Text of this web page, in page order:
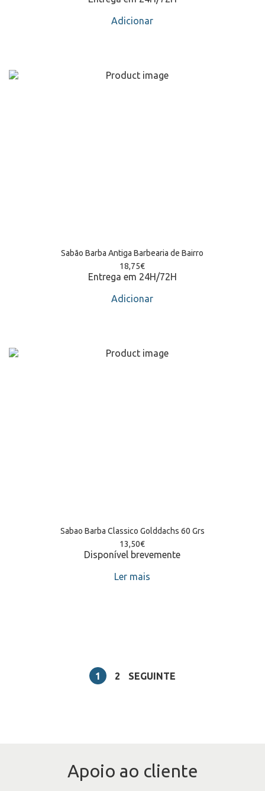
Adicionar
Sabão Barba Antiga Barbearia de Bairro
18,75€
Entrega em 24H/72H
Adicionar
Sabao Barba Classico Golddachs 60 Grs
13,50€
Disponível brevemente
Ler mais
1 2 SEGUINTE
Apoio ao cliente